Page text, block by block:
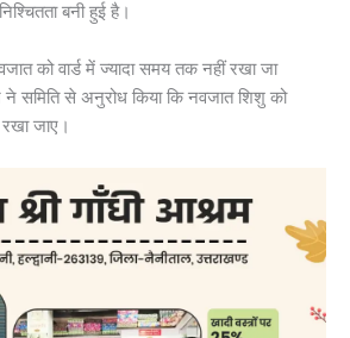
बनी हुई है।
को वार्ड में ज्यादा समय तक नहीं रखा जा
समिति से अनुरोध किया कि नवजात शिशु को
जाए।